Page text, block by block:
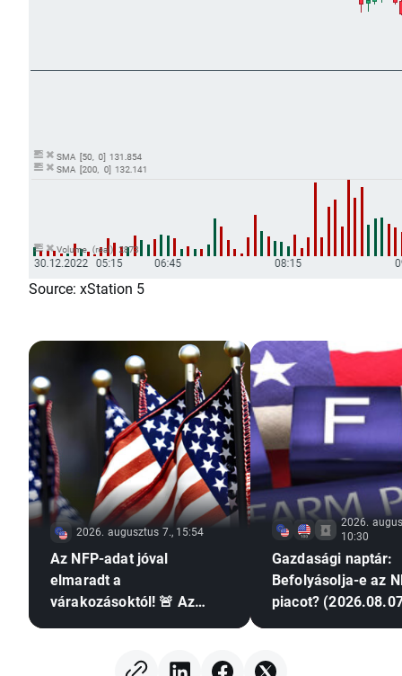
Source: xStation 5
2026. augusztus 7., 15:54
Az NFP-adat jóval
elmaradt a
várakozásoktól! 🚨 Az
2026.
10:30
Gazdasági naptár:
Befolyásolja-e az
piacot?